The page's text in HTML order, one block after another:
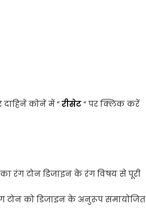
कोने में ”रीसेट” पर क्लिक करें
रंग टोन डिजाइन के रंग विषय से पूरी
टोन को डिजाइन के अनुरूप समायोजित